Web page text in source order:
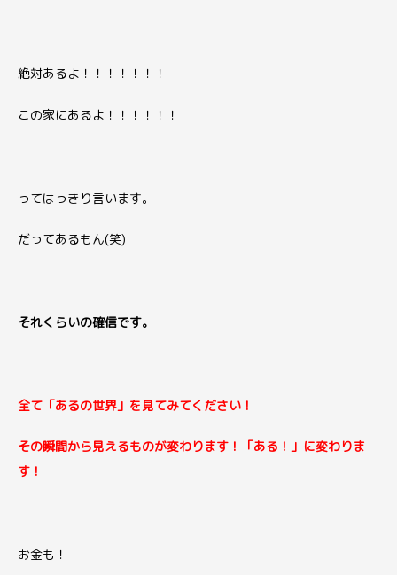
絶対あるよ！！！！！！！
この家にあるよ！！！！！！
ってはっきり言います。
だってあるもん(笑)
それくらいの確信です。
全て「あるの世界」を見てみてください！
その瞬間から見えるものが変わります！「ある！」に変わりま
す！
お金も！